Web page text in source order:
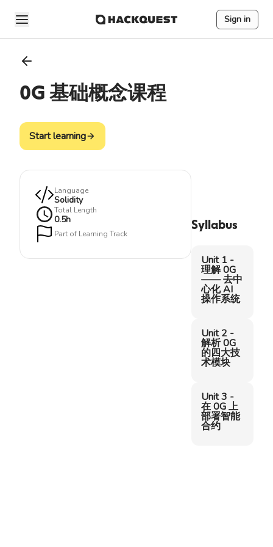
Sign in
0G 基础概念课程
Start learning
Language
Solidity
Total Length
0.5h
Part of Learning Track
Syllabus
Unit 1 -
理解 0G
—— 去中
心化 AI
操作系统
Unit 2 -
解析 0G
的四大技
术模块
Unit 3 -
在 0G 上
部署智能
合约